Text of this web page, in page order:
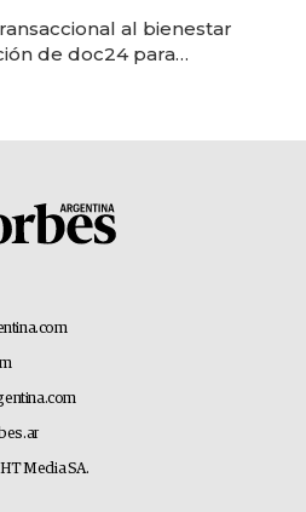
al bienestar
de doc24 para
Media SA.